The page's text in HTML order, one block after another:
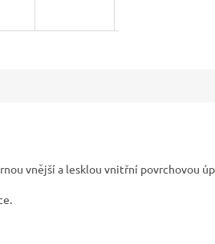
vnější a lesklou vnitřní povrchovou